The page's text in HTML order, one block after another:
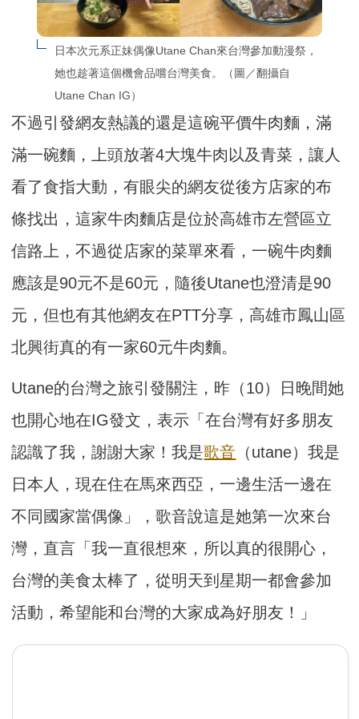
日本次元系正妹偶像Utane Chan來台灣參加動漫祭，
她也趁著這個機會品嚐台灣美食。（圖／翻攝自
Utane Chan IG）
不過引發網友熱議的還是這碗平價牛肉麵，滿
滿一碗麵，上頭放著4大塊牛肉以及青菜，讓人
看了食指大動，有眼尖的網友從後方店家的布
條找出，這家牛肉麵店是位於高雄市左營區立
信路上，不過從店家的菜單來看，一碗牛肉麵
應該是90元不是60元，隨後Utane也澄清是90
元，但也有其他網友在PTT分享，高雄市鳳山區
北興街真的有一家60元牛肉麵。
Utane的台灣之旅引發關注，昨（10）日晚間她
也開心地在IG發文，表示「在台灣有好多朋友
認識了我，謝謝大家！我是歌音 （utane）我是
日本人，現在住在馬來西亞，一邊生活一邊在
不同國家當偶像」，歌音說這是她第一次來台
灣，直言「我一直很想來，所以真的很開心，
台灣的美食太棒了，從明天到星期一都會參加
活動，希望能和台灣的大家成為好朋友！」